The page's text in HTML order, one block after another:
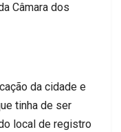
Câmara dos
da cidade e
tinha de ser
local de registro